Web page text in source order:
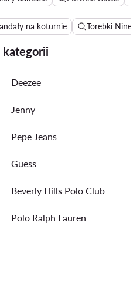
na koturnie Torebki Nine
kategorii
Deezee
Jenny
Pepe Jeans
Guess
Beverly Hills Polo Club
Polo Ralph Lauren